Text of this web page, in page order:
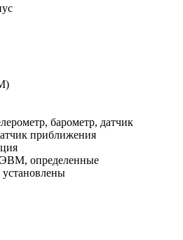
барометр, датчик
приближения
определенные
установлены